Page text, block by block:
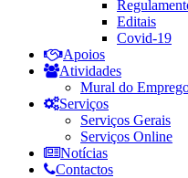
Editais
Covid-19
Apoios
Atividades
Mural do
Serviços
Serviços Gerais
Serviços Online
Notícias
Contactos